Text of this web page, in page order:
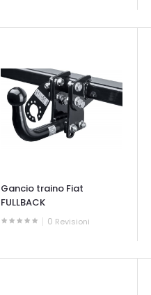
Gancio traino Fiat
FULLBACK
0 Revisioni